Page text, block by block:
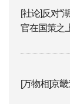
[社论]反对“
官在国策之
[万物相]京